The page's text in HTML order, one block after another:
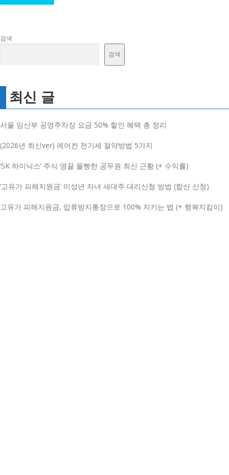
검색
검색
최신 글
서울 임산부 공영주차장 요금 50% 할인 혜택 총 정리
(2026년 최신ver) 에어컨 전기세 절약방법 5가지
‘SK 하이닉스’ 주식 영끌 몰빵한 공무원 최신 근황 (+ 수익률)
‘고유가 피해지원금’ 미성년 자녀 세대주 대리신청 방법 (합산 신청)
고유가 피해지원금, 압류방지통장으로 100% 지키는 법 (+ 행복지킴이)